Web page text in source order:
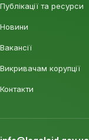
Публікації та ресурси
Новини
Вакансії
Викривачам корупції
Контакти